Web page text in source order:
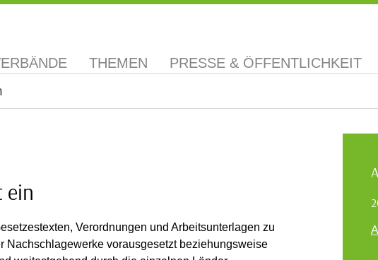
THEMEN PRESSE & ÖFFENTLICHKEIT
ein
Verordnungen und Arbeitsunterlagen zu
Nachschlagewerke vorausgesetzt beziehungsweise